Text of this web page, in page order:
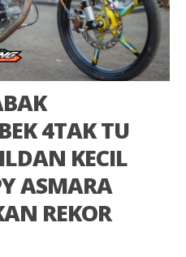
4TAK TU
KECIL
ASMARA
REKOR